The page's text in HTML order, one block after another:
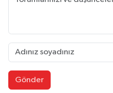
Gönder